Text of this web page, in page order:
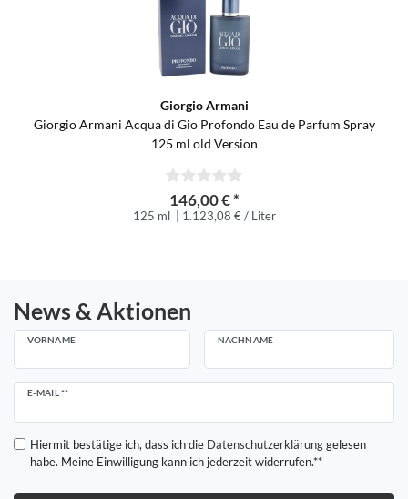
Giorgio Armani
Giorgio Armani Acqua di Gio Profondo Eau de Parfum Spray
125 ml old Version
146,00 € *
125 ml | 1.123,08 € / Liter
News & Aktionen
VORNAME NACHNAME
E-MAIL **
Newsletter
Hiermit bestätige ich, dass ich die Daten­schutz­erklärunggelesen
habe. Meine Einwilligung kann ich jederzeit widerrufen.**